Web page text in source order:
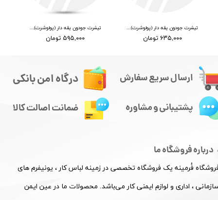
تیشرت جودون یقه دار (پولوشرت) سبز
۵۹۵,۰۰۰ تومان
تیشرت جودون یقه دار (پولوشرت) کله غازی
۶۳۵,۰۰۰ تومان
ارسال سریع سفارش
درباره فروشگاه ما
فُرمینه یک فروشگاه تخصصی در زمینه لباس کار ، یونیفرم های
، اداری و لوازم ایمنی کار می‌باشد. محصولات ما در عین ایمن
درگاه امن بانکی
پشتیبانی و مشاوره ضمانت اصالت کالا